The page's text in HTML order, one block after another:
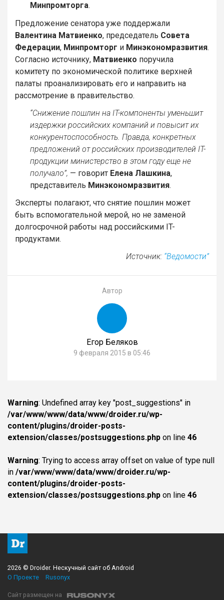
Минпромторга.
Предложение сенатора уже поддержали
Валентина Матвиенко, председатель Совета
Федерации, Минпромторг и Минэкономразвития.
Согласно источнику, Матвиенко поручила
комитету по экономической политике верхней
палаты проанализировать его и направить на
рассмотрение в правительство.
“Снижение пошлин на IT-компоненты уменьшит
издержки российских компаний и повысит их
конкурентоспособность. Правда, конкретных
предложений от российских производителей IT-
продукции министерство в этом году еще не
получало”, — говорит Елена Лашкина,
представитель Минэкономразвития.
Эксперты полагают, что снятие пошлин может
быть вспомогательной мерой, но не заменой
долгосрочной работы над российскими IT-
продуктами.
Источник: “Ведомости”
Автор
Егор Беляков
9 февраля 2015 в 05:46
Warning: Undefined array key "post_suggestions" in
/var/www/www/data/www/droider.ru/wp-
content/plugins/droider-posts-
extension/classes/postsuggestions.php on line 46
Warning: Trying to access array offset on value of type null
in /var/www/www/data/www/droider.ru/wp-
content/plugins/droider-posts-
extension/classes/postsuggestions.php on line 46
2026 © Droider. Нескучный сайт об Android
О Проекте
Rusonyx
Сайт размещен на